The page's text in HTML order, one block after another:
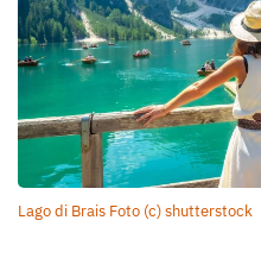
Lago di Brais Foto (c) shutterstock